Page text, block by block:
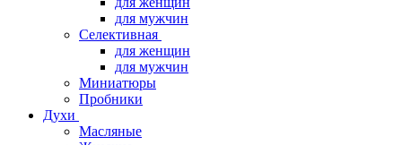
для мужчин
Селективная
для женщин
для мужчин
Миниатюры
Пробники
Духи
Масляные